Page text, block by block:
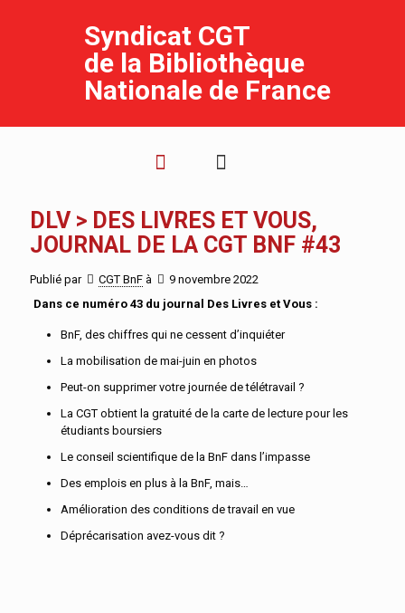
Syndicat CGT
de la Bibliothèque
Nationale de France
DLV > DES LIVRES ET VOUS,
JOURNAL DE LA CGT BNF #43
Publié par CGT BnF à
9 novembre 2022
Dans ce numéro 43 du journal Des Livres et Vous :
BnF, des chiffres qui ne cessent d’inquiéter
La mobilisation de mai-juin en photos
Peut-on supprimer votre journée de télétravail ?
La CGT obtient la gratuité de la carte de lecture pour les
étudiants boursiers
Le conseil scientifique de la BnF dans l’impasse
Des emplois en plus à la BnF, mais…
Amélioration des conditions de travail en vue
Déprécarisation avez-vous dit ?